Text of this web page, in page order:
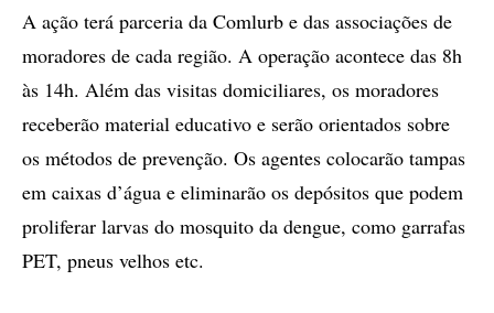
A ação terá parceria da Comlurb e das associações de
moradores de cada região. A operação acontece das 8h
às 14h. Além das visitas domiciliares, os moradores
receberão material educativo e serão orientados sobre
os métodos de prevenção. Os agentes colocarão tampas
em caixas d’água e eliminarão os depósitos que podem
proliferar larvas do mosquito da dengue, como garrafas
PET, pneus velhos etc.